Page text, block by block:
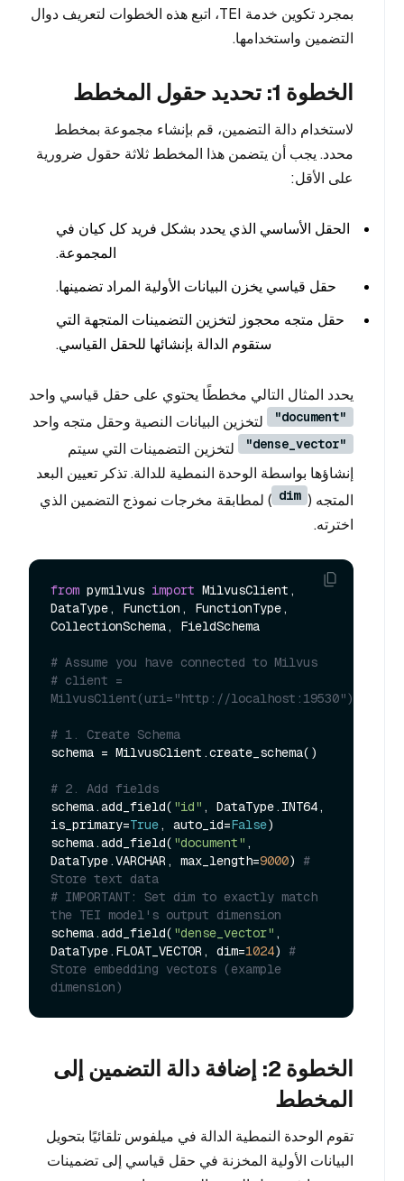
بمجرد تكوين خدمة TEI، اتبع هذه الخطوات لتعريف دوال
التضمين واستخدامها.
الخطوة 1: تحديد حقول المخطط
لاستخدام دالة التضمين، قم بإنشاء مجموعة بمخطط
محدد. يجب أن يتضمن هذا المخطط ثلاثة حقول ضرورية
على الأقل:
الحقل الأساسي الذي يحدد بشكل فريد كل كيان في
المجموعة.
حقل قياسي يخزن البيانات الأولية المراد تضمينها.
حقل متجه محجوز لتخزين التضمينات المتجهة التي
ستقوم الدالة بإنشائها للحقل القياسي.
يحدد المثال التالي مخططًا يحتوي على حقل قياسي واحد
"document" لتخزين البيانات النصية وحقل متجه واحد
"dense_vector"
لتخزين التضمينات التي سيتم
إنشاؤها بواسطة الوحدة النمطية للدالة. تذكر تعيين البعد
المتجه ( dim ) لمطابقة مخرجات نموذج التضمين الذي
اخترته.
from pymilvus import MilvusClient,
DataType, Function, FunctionType,
CollectionSchema, FieldSchema
# Assume you have connected to Milvus
# client =
MilvusClient(uri="http://localhost:19530")
# 1. Create Schema
schema = MilvusClient.create_schema()
# 2. Add fields
schema.add_field( "id" , DataType.INT64,
is_primary=True, auto_id=False)
schema.add_field( "document" ,
DataType.VARCHAR, max_length=9000) #
Store text data
# IMPORTANT: Set dim to exactly match
the TEI model's output dimension
schema.add_field( "dense_vector" ,
DataType.FLOAT_VECTOR, dim=1024) #
Store embedding vectors (example
dimension)
الخطوة 2: إضافة دالة التضمين إلى
المخطط
تقوم الوحدة النمطية الدالة في ميلفوس تلقائيًا بتحويل
البيانات الأولية المخزنة في حقل قياسي إلى تضمينات